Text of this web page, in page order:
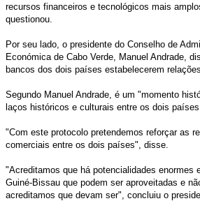
recursos financeiros e tecnológicos mais
questionou.
Por seu lado, o presidente do Conselho de
Económica de Cabo Verde, Manuel Andrade,
bancos dos dois países estabelecerem
Segundo Manuel Andrade, é um "momento
laços históricos e culturais entre os dois países.
"Com este protocolo pretendemos reforçar as
comerciais entre os dois países", disse.
"Acreditamos que há potencialidades enormes
Guiné-Bissau que podem ser aproveitadas e
acreditamos que devam ser", concluiu o